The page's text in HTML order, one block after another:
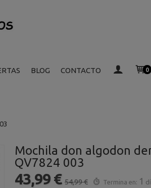
BLOG CONTACTO 0
Mochila don algodon
QV7824 003
43,99 € 54,99 € Termina en: 1